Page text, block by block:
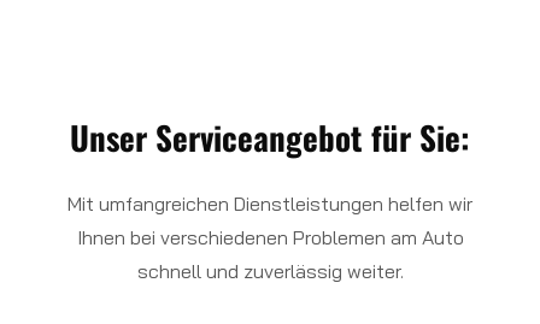
Unser Serviceangebot für Sie:
Mit umfangreichen Dienstleistungen helfen wir
Ihnen bei verschiedenen Problemen am Auto
schnell und zuverlässig weiter.